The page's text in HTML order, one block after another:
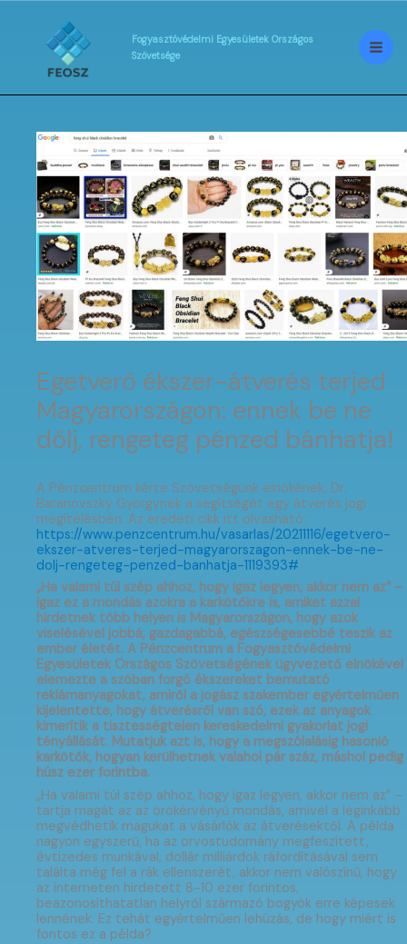
Skip
Fogyasztóvédelmi Egyesületek Országos
Szövetsége
Egetverő ékszer-átverés terjed
Magyarországon: ennek be ne
dőlj, rengeteg pénzed bánhatja!
A Pénzcentrum kérte Szövetségünk elnökének, Dr.
Baranovszky Györgynek a segítségét egy átverés jogi
megítélésben. Az eredeti cikk itt olvasható:
https://www.penzcentrum.hu/vasarlas/20211116/egetvero-
ekszer-atveres-terjed-magyarorszagon-ennek-be-ne-
dolj-rengeteg-penzed-banhatja-1119393#
„Ha valami túl szép ahhoz, hogy igaz legyen, akkor nem az” –
igaz ez a mondás azokra a karkötőkre is, amiket azzal
hirdetnek több helyen is Magyarországon, hogy azok
viselésével jobbá, gazdagabbá, egészségesebbé teszik az
ember életét. A Pénzcentrum a Fogyasztóvédelmi
Egyesületek Országos Szövetségének ügyvezető elnökével
elemezte a szóban forgó ékszereket bemutató
reklámanyagokat, amiről a jogász szakember egyértelműen
kijelentette, hogy átverésről van szó, ezek az anyagok
kimerítik a tisztességtelen kereskedelmi gyakorlat jogi
tényállását. Mutatjuk azt is, hogy a megszólalásig hasonló
karkötők, hogyan kerülhetnek valahol pár száz, máshol pedig
húsz ezer forintba.
„Ha valami túl szép ahhoz, hogy igaz legyen, akkor nem az” –
tartja magát az az örökérvényű mondás, amivel a leginkább
megvédhetik magukat a vásárlók az átverésektől. A példa
nagyon egyszerű, ha az orvostudomány megfeszített,
évtizedes munkával, dollár milliárdok ráfordításával sem
találta még fel a rák ellenszerét, akkor nem valószínű, hogy
az interneten hirdetett 8-10 ezer forintos,
beazonosíthatatlan helyről származó bogyók erre képesek
lennének. Ez tehát egyértelműen lehúzás, de hogy miért is
fontos ez a példa?